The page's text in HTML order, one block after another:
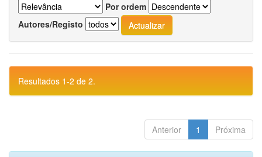
Por ordem
Autores/Registo
Resultados 1-2 de 2.
Anterior 1 Próxima